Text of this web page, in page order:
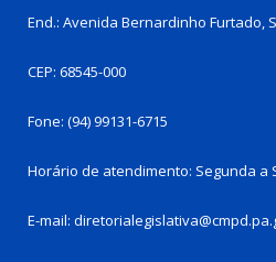
End.: Avenida Bernardinho Furtado,
CEP: 68545-000
Fone: (94) 99131-6715
Horário de atendimento: Segunda a
E-mail: